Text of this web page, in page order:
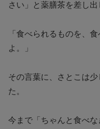
さい」と薬膳茶を差し出
「食べられるものを、
よ。」
その言葉に、さとこは
た。
今まで「ちゃんと食べ